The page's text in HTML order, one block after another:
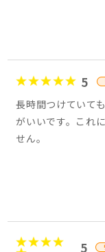
5
長時間つけていて
がいいです。これ
せん。
5